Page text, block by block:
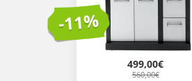
-11%
499,00€
560,00€